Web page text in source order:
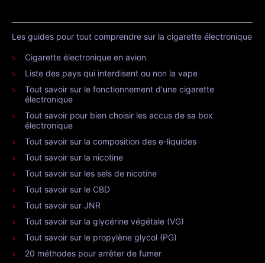
Les guides pour tout comprendre sur la cigarette électronique
Cigarette électronique en avion
Liste des pays qui interdisent ou non la vape
Tout savoir sur le fonctionnement d'une cigarette
électronique
Tout savoir pour bien choisir les accus de sa box
électronique
Tout savoir sur la composition des e-liquides
Tout savoir sur la nicotine
Tout savoir sur les sels de nicotine
Tout savoir sur le CBD
Tout savoir sur JNR
Tout savoir sur la glycérine végétale (VG)
Tout savoir sur le propylène glycol (PG)
20 méthodes pour arrêter de fumer